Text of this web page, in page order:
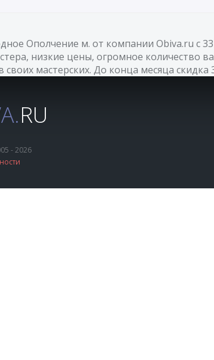
Ополчение м. от компании Obiva.ru с
низкие цены, огромное количество
своих мастерских. До конца месяца скидка
RU
- 2026